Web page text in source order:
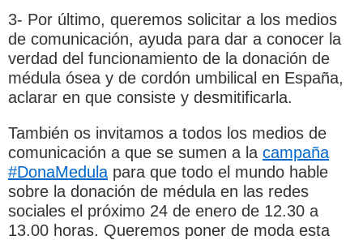
3- Por último, queremos solicitar a los medios
de comunicación, ayuda para dar a conocer la
verdad del funcionamiento de la donación de
médula ósea y de cordón umbilical en España,
aclarar en que consiste y desmitificarla.
También os invitamos a todos los medios de
comunicación a que se sumen a la campaña
#DonaMedula para que todo el mundo hable
sobre la donación de médula en las redes
sociales el próximo 24 de enero de 12.30 a
13.00 horas. Queremos poner de moda esta